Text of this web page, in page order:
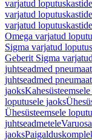
varjatud
varjatud
varjatud
Omega varjatud
Sigma varjatud
Geberit Sigma
juhtseadmed
juhtseadmed
jaoks
loputusele jaoks
Ühesüsteemsele
juhtseadmetele
jaoks